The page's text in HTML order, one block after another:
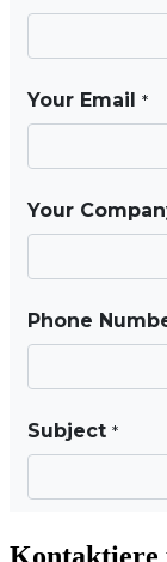
Kontaktiere